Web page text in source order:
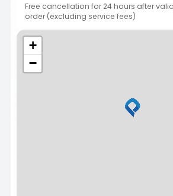
Free cancellation for 24 hours after
order (excluding service fees)
+
−